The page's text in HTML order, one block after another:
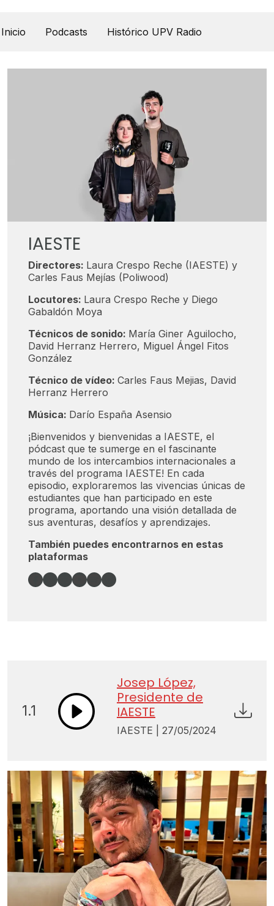
Inicio Podcasts Histórico UPV Radio
IAESTE
Directores: Laura Crespo Reche (IAESTE) y
Carles Faus Mejías (Poliwood)
Locutores: Laura Crespo Reche y Diego
Gabaldón Moya
Técnicos de sonido: María Giner Aguilocho,
David Herranz Herrero, Miguel Ángel Fitos
González
Técnico de vídeo: Carles Faus Mejias, David
Herranz Herrero
Música: Darío España Asensio
¡Bienvenidos y bienvenidas a IAESTE, el
pódcast que te sumerge en el fascinante
mundo de los intercambios internacionales a
través del programa IAESTE! En cada
episodio, exploraremos las vivencias únicas de
estudiantes que han participado en este
programa, aportando una visión detallada de
sus aventuras, desafíos y aprendizajes.
También puedes encontrarnos en estas
plataformas
Facebook X Enlace YouTube Spotify Instagram
1.1
Josep López,
Presidente de
IAESTE
IAESTE | 27/05/2024